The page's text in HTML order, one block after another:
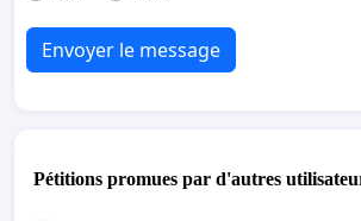
Envoyer le message
Pétitions promues par d'autres